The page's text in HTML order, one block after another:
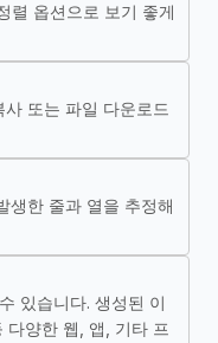
렬 옵션으로 보기 좋게
또는 파일 다운로드
생한 줄과 열을 추정해
있습니다. 생성된 이
다양한 웹, 앱, 기타 프